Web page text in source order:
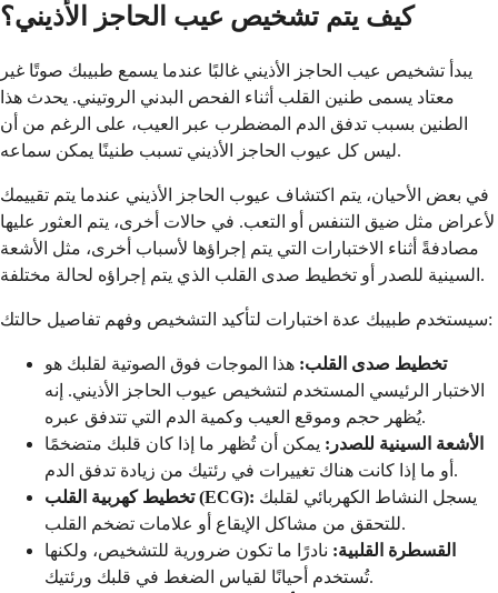
كيف يتم تشخيص عيب الحاجز الأذيني؟
يبدأ تشخيص عيب الحاجز الأذيني غالبًا عندما يسمع طبيبك صوتًا غير
معتاد يسمى طنين القلب أثناء الفحص البدني الروتيني. يحدث هذا
الطنين بسبب تدفق الدم المضطرب عبر العيب، على الرغم من أن
ليس كل عيوب الحاجز الأذيني تسبب طنينًا يمكن سماعه.
في بعض الأحيان، يتم اكتشاف عيوب الحاجز الأذيني عندما يتم تقييمك
لأعراض مثل ضيق التنفس أو التعب. في حالات أخرى، يتم العثور عليها
مصادفةً أثناء الاختبارات التي يتم إجراؤها لأسباب أخرى، مثل الأشعة
السينية للصدر أو تخطيط صدى القلب الذي يتم إجراؤه لحالة مختلفة.
سيستخدم طبيبك عدة اختبارات لتأكيد التشخيص وفهم تفاصيل حالتك:
تخطيط صدى القلب: هذا الموجات فوق الصوتية لقلبك هو
الاختبار الرئيسي المستخدم لتشخيص عيوب الحاجز الأذيني. إنه
يُظهر حجم وموقع العيب وكمية الدم التي تتدفق عبره.
الأشعة السينية للصدر: يمكن أن تُظهر ما إذا كان قلبك متضخمًا
أو ما إذا كانت هناك تغييرات في رئتيك من زيادة تدفق الدم.
تخطيط كهربية القلب (ECG):
للتحقق من مشاكل الإيقاع أو علامات تضخم القلب.
القسطرة القلبية: نادرًا ما تكون ضرورية للتشخيص، ولكنها
تُستخدم أحيانًا لقياس الضغط في قلبك ورئتيك.